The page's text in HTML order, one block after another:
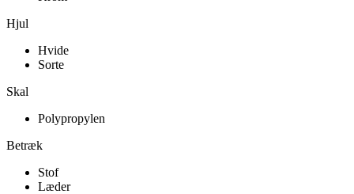
Hjul
Hvide
Sorte
Skal
Polypropylen
Betræk
Stof
Læder